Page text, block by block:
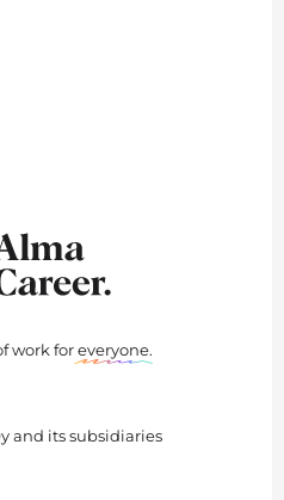
work foreveryone.
and its subsidiaries